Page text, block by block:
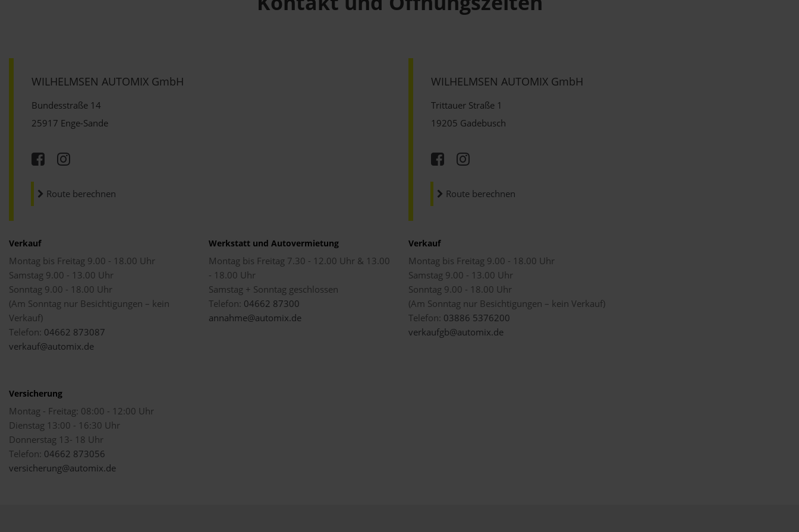
WILHELMSEN AUTOMIX GmbH
Bundesstraße 14
25917 Enge-Sande
Route berechnen
Verkauf
Montag bis Freitag 9.00 - 18.00 Uhr
Samstag 9.00 - 13.00 Uhr
Sonntag 9.00 - 18.00 Uhr
(Am Sonntag nur Besichtigungen – kein
Verkauf)
Telefon: 04662 873087
verkauf@automix.de
Werkstatt und Autovermietung
Montag bis Freitag 7.30 - 12.00 Uhr & 13.00
- 18.00 Uhr
Samstag + Sonntag geschlossen
Telefon: 04662 87300
annahme@automix.de
Versicherung
Montag - Freitag: 08:00 - 12:00 Uhr
Dienstag 13:00 - 16:30 Uhr
Donnerstag 13- 18 Uhr
Telefon: 04662 873056
versicherung@automix.de
WILHELMSEN AUTOMIX GmbH
Trittauer Straße 1
19205 Gadebusch
Route berechnen
Verkauf
Montag bis Freitag 9.00 - 18.00 Uhr
Samstag 9.00 - 13.00 Uhr
Sonntag 9.00 - 18.00 Uhr
(Am Sonntag nur Besichtigungen – kein Verkauf)
Telefon: 03886 5376200
verkaufgb@automix.de